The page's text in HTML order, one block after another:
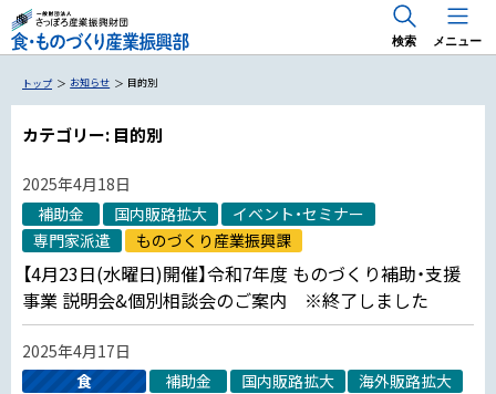
メニュー
国内 出展支援・商談会
海外 出展支援・商談会
RE 北 RE HOKKAIDO FOODS
食のトレンドマーケティング「Trema」
専門家派遣事業
海外展開のためのお役立ち情報
検索
トップ お知らせ 目的別
カテゴリー: 目的別
2025年4月18日
補助金
国内販路拡大
イベント・セミナー
専門家派遣
ものづくり産業振興課
【4月23日(水曜日)開催】令和7年度 ものづくり補助・支援
事業 説明会&個別相談会のご案内 ※終了しました
2025年4月17日
食
補助金 国内販路拡大
海外販路拡大